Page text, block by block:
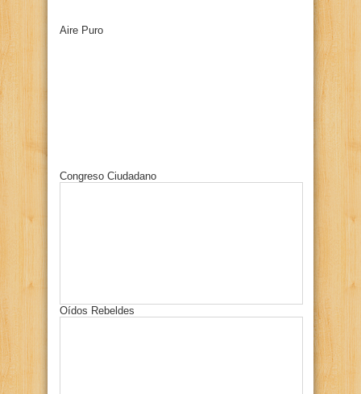
Aire Puro
Congreso Ciudadano
Oídos Rebeldes